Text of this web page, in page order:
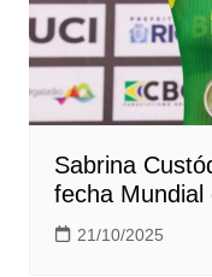
Sabrina
fecha
21/10/2025